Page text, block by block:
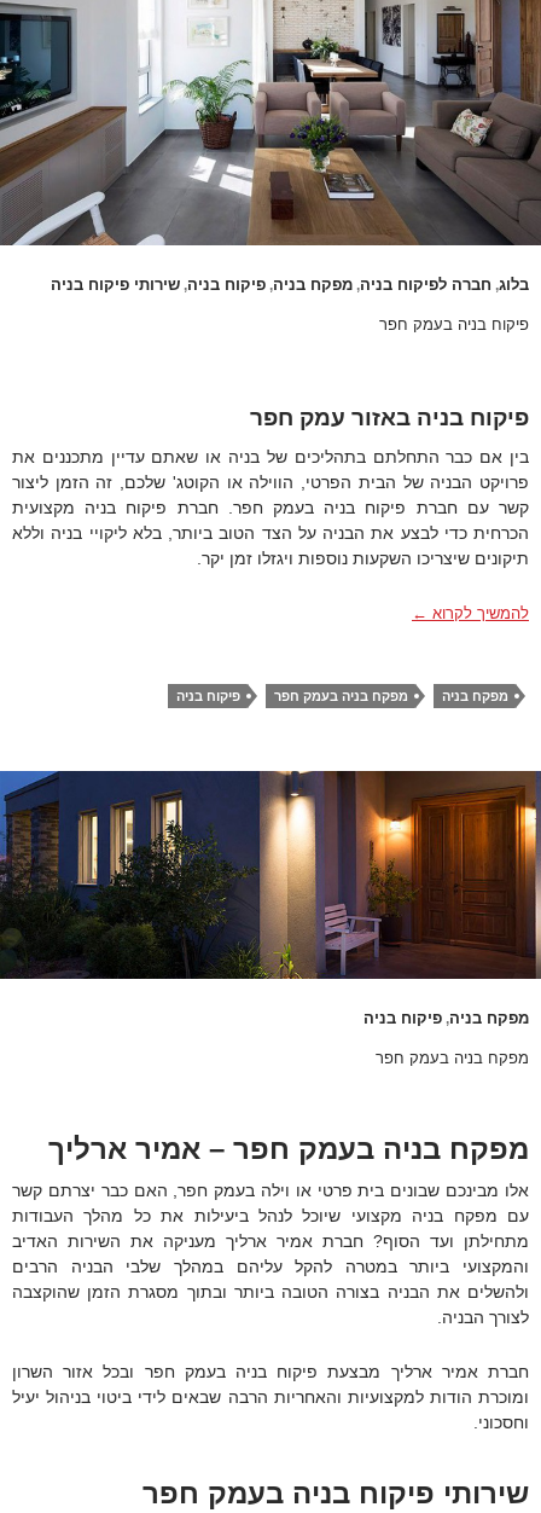
בלוג, חברה לפיקוח בניה, מפקח בניה, פיקוח בניה, שירותי פיקוח בניה
פיקוח בניה בעמק חפר
פיקוח בניה באזור עמק חפר
בין אם כבר התחלתם בתהליכים של בניה או שאתם עדיין מתכננים את
פרויקט הבניה של הבית הפרטי, הווילה או הקוטג' שלכם, זה הזמן ליצור
קשר עם חברת פיקוח בניה בעמק חפר. חברת פיקוח בניה מקצועית
הכרחית כדי לבצע את הבניה על הצד הטוב ביותר, בלא ליקויי בניה וללא
תיקונים שיצריכו השקעות נוספות ויגזלו זמן יקר.
להמשיך לקרוא פיקוח בניה בעמק חפר←
מפקח בניה מפקח בניה בעמק חפר פיקוח בניה
מפקח בניה, פיקוח בניה
מפקח בניה בעמק חפר
מפקח בניה בעמק חפר – אמיר ארליך
אלו מבינכם שבונים בית פרטי או וילה בעמק חפר, האם כבר יצרתם קשר
עם מפקח בניה מקצועי שיוכל לנהל ביעילות את כל מהלך העבודות
מתחילתן ועד הסוף? חברת אמיר ארליך מעניקה את השירות האדיב
והמקצועי ביותר במטרה להקל עליהם במהלך שלבי הבניה הרבים
ולהשלים את הבניה בצורה הטובה ביותר ובתוך מסגרת הזמן שהוקצבה
לצורך הבניה.
חברת אמיר ארליך מבצעת פיקוח בניה בעמק חפר ובכל אזור השרון
ומוכרת הודות למקצועיות והאחריות הרבה שבאים לידי ביטוי בניהול יעיל
וחסכוני.
שירותי פיקוח בניה בעמק חפר